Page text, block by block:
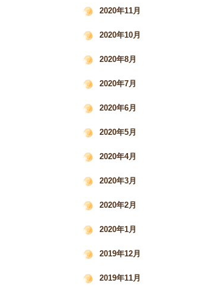
2020年11月
2020年10月
2020年8月
2020年7月
2020年6月
2020年5月
2020年4月
2020年3月
2020年2月
2020年1月
2019年12月
2019年11月